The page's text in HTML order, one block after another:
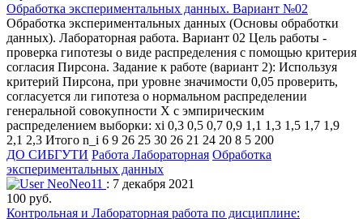
Обработка экспериментальных данных. Вариант №02
Обработка экспериментальных данных (Основы обработки
данных). Лабораторная работа. Вариант 02 Цель работы -
проверка гипотезы о виде распределения с помощью критерия
согласия Пирсона. Задание к работе (вариант 2): Используя
критерий Пирсона, при уровне значимости 0,05 проверить,
согласуется ли гипотеза о нормальном распределении
генеральной совокупности X с эмпирическим
распределением выборки: xi 0,3 0,5 0,7 0,9 1,1 1,3 1,5 1,7 1,9
2,1 2,3 Итого n_i 6 9 26 25 30 26 21 24 20 8 5 200
ДО СИБГУТИ Работа Лабораторная Обработка
экспериментальных данных
NeoNeo11 : 7 декабря 2021
100 руб.
Контрольная и Лабораторная работа по дисциплине: